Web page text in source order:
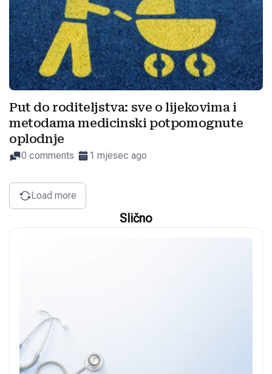
Put do roditeljstva: sve o lijekovima i
metodama medicinski potpomognute
oplodnje
0 comments 1 mjesec ago
Load more
Slično